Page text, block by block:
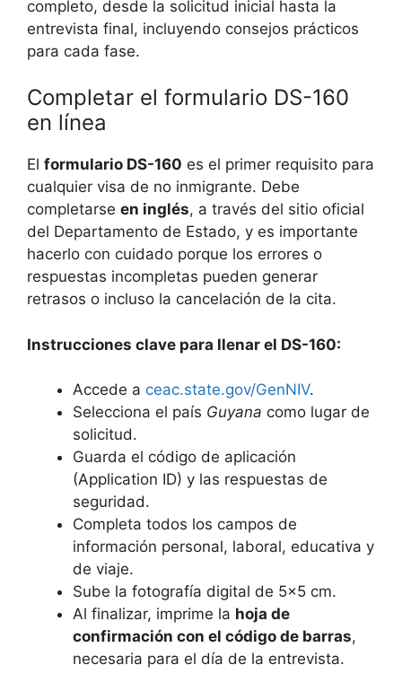
completo, desde la solicitud inicial hasta la
entrevista final, incluyendo consejos prácticos
para cada fase.
Completar el formulario DS-160
en línea
El formulario DS-160 es el primer requisito para
cualquier visa de no inmigrante. Debe
completarse en inglés, a través del sitio oficial
del Departamento de Estado, y es importante
hacerlo con cuidado porque los errores o
respuestas incompletas pueden generar
retrasos o incluso la cancelación de la cita.
Instrucciones clave para llenar el DS-160:
Accede a ceac.state.gov/GenNIV.
Selecciona el país Guyana como lugar de
solicitud.
Guarda el código de aplicación
(Application ID) y las respuestas de
seguridad.
Completa todos los campos de
información personal, laboral, educativa y
de viaje.
Sube la fotografía digital de 5×5 cm.
Al finalizar, imprime la hoja de
confirmación con el código de barras,
necesaria para el día de la entrevista.